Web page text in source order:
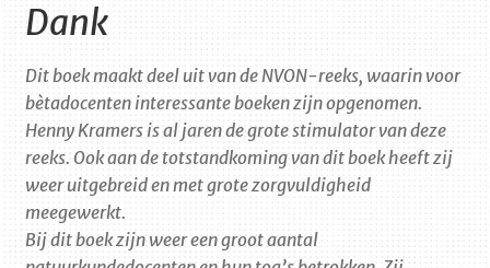
Dank
Dit boek maakt deel uit van de NVON-reeks, waarin voor
bètadocenten interessante boeken zijn opgenomen.
Henny Kramers is al jaren de grote stimulator van deze
reeks. Ook aan de totstandkoming van dit boek heeft zij
weer uitgebreid en met grote zorgvuldigheid
meegewerkt.
Bij dit boek zijn weer een groot aantal